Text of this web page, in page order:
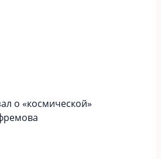
о «космической»